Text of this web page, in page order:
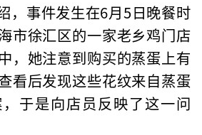
，事件发生在6月5日晚餐时
市徐汇区的一家老乡鸡门店
，她注意到购买的蒸蛋上有
看后发现这些花纹来自蒸蛋
于是向店员反映了这一问